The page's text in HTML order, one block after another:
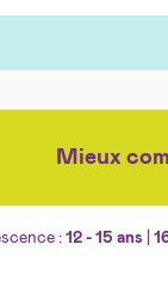
Mieux
: 12 - 15 ans